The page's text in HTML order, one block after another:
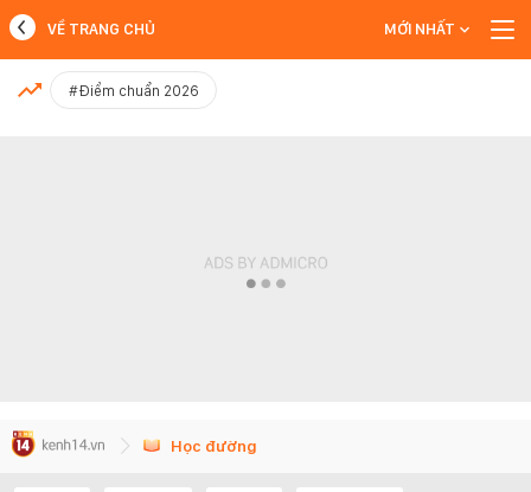
MỚI NHẤT
VỀ TRANG CHỦ MỚI NHẤT
#Điểm chuẩn 2026
Học đường